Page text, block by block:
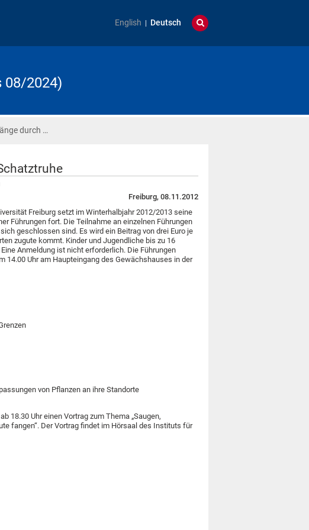
English Deutsch
08/2024)
durch …
Freiburg, 08.11.2012
Freiburg setzt im Winterhalbjahr 2012/2013 seine
Führungen fort. Die Teilnahme an einzelnen Führungen
geschlossen sind. Es wird ein Beitrag von drei Euro je
zugute kommt. Kinder und Jugendliche bis zu 16
Anmeldung ist nicht erforderlich. Die Führungen
14.00 Uhr am Haupteingang des Gewächshauses in der
von Pflanzen an ihre Standorte
18.30 Uhr einen Vortrag zum Thema „Saugen,
fangen“. Der Vortrag findet im Hörsaal des Instituts für